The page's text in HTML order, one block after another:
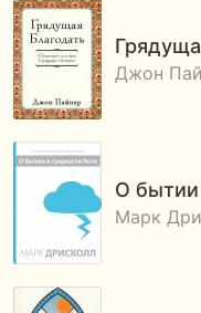
Джон
О бытии
Марк